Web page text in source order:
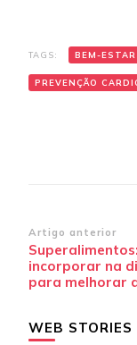
TAGS: BEM-ESTAR
PREVENÇÃO
Navegação
de
post
Artigo anterior
incorporar na
para melhorar
WEB STORIES